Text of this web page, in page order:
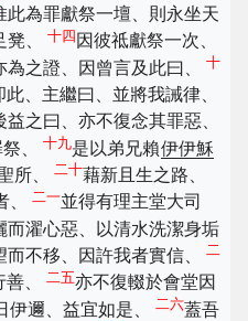
此為罪獻祭一壇、則永坐天
凳、 十四 因彼祗獻祭一次、
為之證、因曾言及此曰、 十
、主繼曰、並將我誡律、
益之曰、亦不復念其罪惡、
、 十九是以弟兄賴伊伊穌
所、 二十藉新且生之路、
、
二一並得有理主堂大司
而濯心惡、以清水洗潔身垢
而不移、因許我者實信、 二
、 二五亦不復輟於會堂因
伊邇、益宜如是、
二六蓋吾